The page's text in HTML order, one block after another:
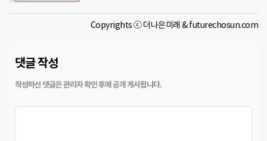
Copyrights ⓒ 더나은미래 & futurechosun.com
댓글 작성